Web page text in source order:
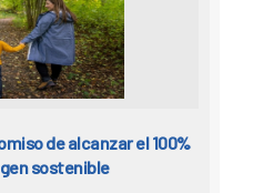
de alcanzar el 100%
sostenible